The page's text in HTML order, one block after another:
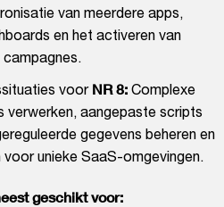
van meerdere apps,
en het activeren van
campagnes.
voor NR 8:Complexe
aangepaste scripts
gegevens beheren en
unieke SaaS-omgevingen.
geschikt voor: